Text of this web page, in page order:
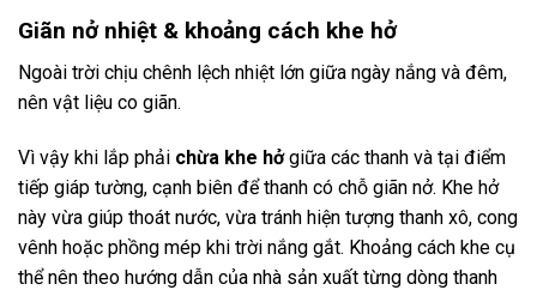
Giãn nở nhiệt & khoảng cách khe hở
Ngoài trời chịu chênh lệch nhiệt lớn giữa ngày nắng và đêm,
nên vật liệu co giãn.
Vì vậy khi lắp phải chừa khe hởgiữa các thanh và tại điểm
tiếp giáp tường, cạnh biên để thanh có chỗ giãn nở. Khe hở
này vừa giúp thoát nước, vừa tránh hiện tượng thanh xô, cong
vênh hoặc phồng mép khi trời nắng gắt. Khoảng cách khe cụ
thể nên theo hướng dẫn của nhà sản xuất từng dòng thanh